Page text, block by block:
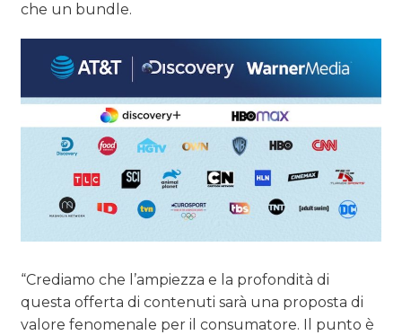
che un bundle.
“Crediamo che l’ampiezza e la profondità di
questa offerta di contenuti sarà una proposta di
valore fenomenale per il consumatore. Il punto è